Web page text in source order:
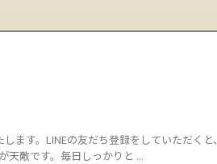
ます。LINEの友だち登録をしていただくと、
天敵です。毎日しっかりと ...